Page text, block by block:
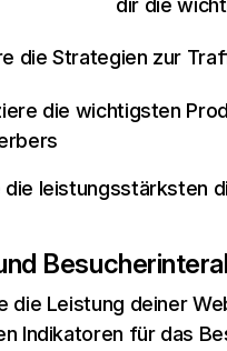
dir die
die Strategien zur
die wichtigsten
die leistungsstärksten
die Leistung deiner
Indikatoren für das